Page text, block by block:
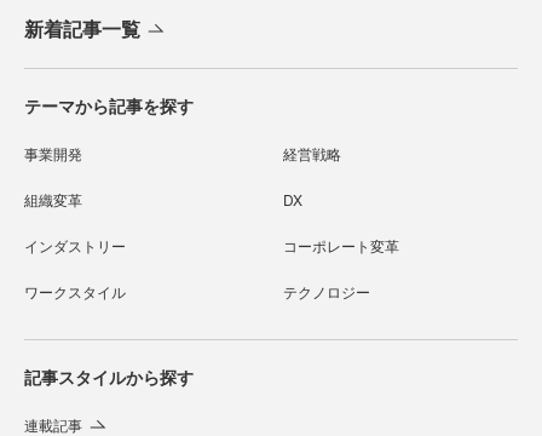
新着記事一覧
テーマから記事を探す
事業開発 経営戦略
組織変革 DX
インダストリー コーポレート変革
ワークスタイル テクノロジー
記事スタイルから探す
連載記事